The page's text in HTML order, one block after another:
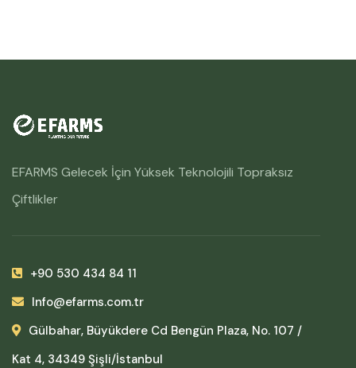
EFARMS Gelecek İçin Yüksek Teknolojili Topraksız
Çiftlikler
+90 530 434 84 11
Info@efarms.com.tr
Gülbahar, Büyükdere Cd Bengün Plaza, No. 107 /
Kat 4, 34349 Şişli/İstanbul